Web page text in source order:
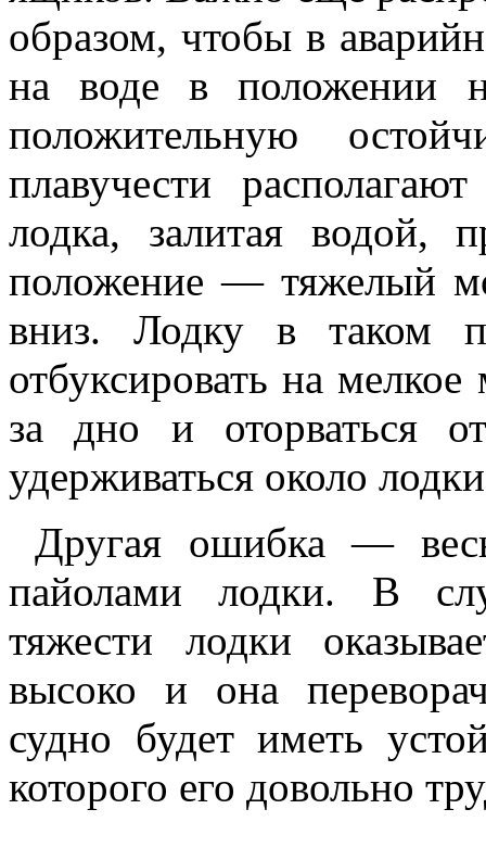
образом, чтобы в
на воде в положении
положительную
плавучести
лодка, залитая водой,
положение — тяжелый
вниз. Лодку в таком
отбуксировать на
за дно и оторваться
удерживаться около
Другая ошибка —
пайолами лодки. В
тяжести лодки
высоко и она
судно будет иметь
которого его довольно